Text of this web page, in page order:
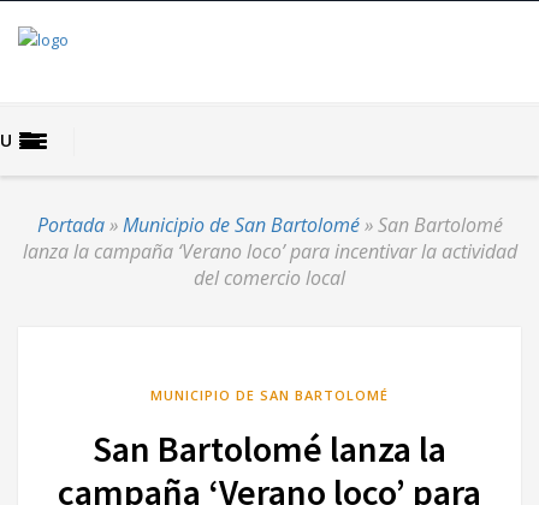
Portada»Municipio de San Bartolomé»San Bartolomé
lanza la campaña ‘Verano loco’ para incentivar la actividad
del comercio local
MUNICIPIO DE SAN BARTOLOMÉ
San Bartolomé lanza la
campaña ‘Verano loco’ para